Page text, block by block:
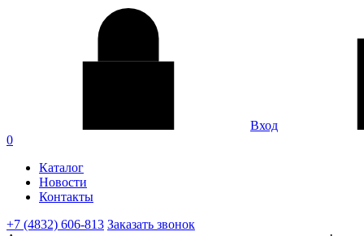
Вход
0
Каталог
Новости
Контакты
+7 (4832) 606-813 Заказать звонок